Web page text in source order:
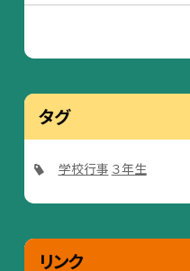
タグ
学校行事 ３年生
リンク